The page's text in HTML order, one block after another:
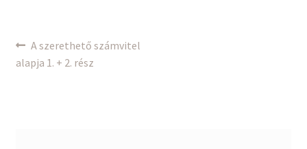
Bejegyzés
navigáció
Previous
post:
A szerethető számvitel
alapja 1. + 2. rész